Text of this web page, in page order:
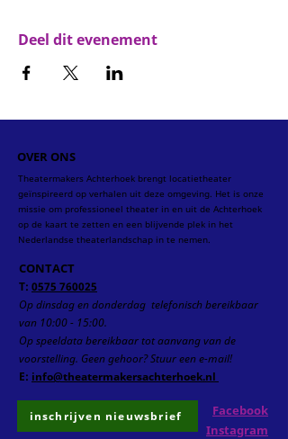
Deel dit evenement
OVER ONS
Theatermakers Achterhoek brengt locatietheater
geïnspireerd op verhalen uit deze omgeving. Het is onze
missie om professioneel theater in en uit de Achterhoek
op de kaart te zetten en een blijvende plek in het
Nederlandse theaterlandschap in te nemen.
CONTACT
T: 0575 760025
Op dinsdag en donderdag telefonischbereikbaar
van 10:00 - 15:00.
Op speeldata bereikbaar tot aanvang van de
voorstelling. Geen gehoor? Stuur een e-mail!
E: info@theatermakersachterhoek.nl
Facebook
Instagram
inschrijven nieuwsbrief